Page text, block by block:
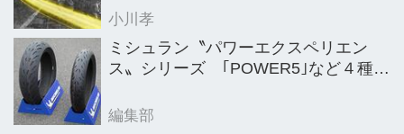
小川孝
ミシュラン〝パワーエクスペリエン
ス〟シリーズ ｢POWER5｣など４種を
編集部